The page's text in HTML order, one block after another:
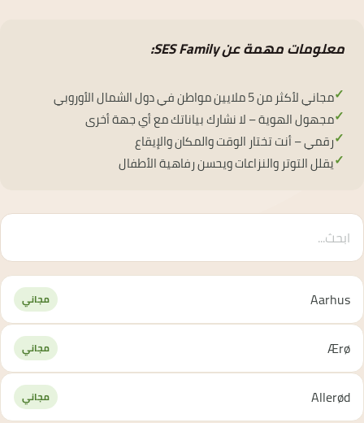
معلومات مهمة عن SES Family:
✓مجاني لأكثر من 5 ملايين مواطن في دول الشمال الأوروبي
✓مجهول الهوية – لا نشارك بياناتك مع أي جهة أخرى
✓رقمي – أنت تختار الوقت والمكان والإيقاع
✓يقلل التوتر والنزاعات ويحسن رفاهية الأطفال
Aarhus مجاني
Ærø مجاني
Allerød مجاني